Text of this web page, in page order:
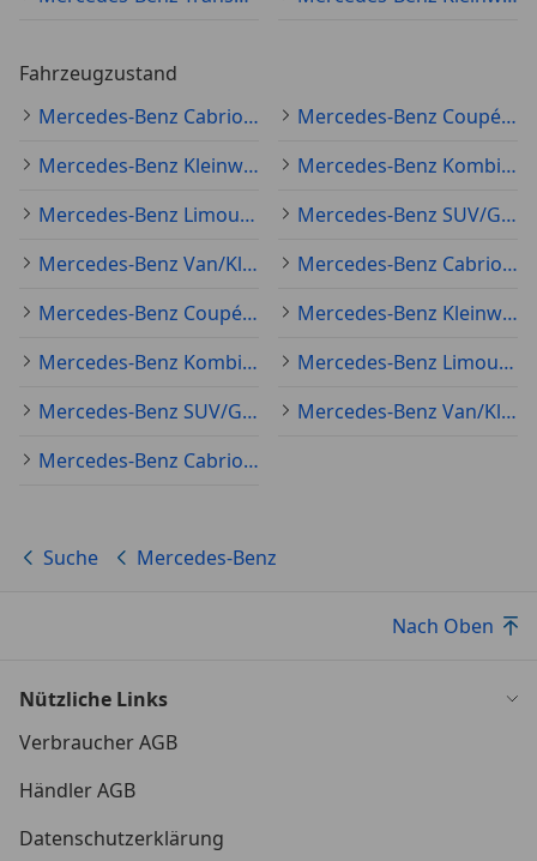
Fahrzeugzustand
Mercedes-Benz Cabrio Gebraucht
Mercedes-Benz Coupé Gebraucht
Mercedes-Benz Kleinwagen Gebraucht
Mercedes-Benz Kombi Gebraucht
Mercedes-Benz Limousine Gebraucht
Mercedes-Benz SUV/Geländewagen/Pickup Gebraucht
Mercedes-Benz Van/Kleinbus Gebraucht
Mercedes-Benz Cabrio Oldtimer
Mercedes-Benz Coupé Jahreswagen
Mercedes-Benz Kleinwagen Jahreswagen
Mercedes-Benz Kombi Jahreswagen
Mercedes-Benz Limousine Jahreswagen
Mercedes-Benz SUV/Geländewagen/Pickup Jahreswagen
Mercedes-Benz Van/Kleinbus Jahreswagen
Mercedes-Benz Cabrio Jahreswagen
Suche Mercedes-Benz
Nach Oben
Nützliche Links
Verbraucher AGB
Händler AGB
Datenschutzerklärung